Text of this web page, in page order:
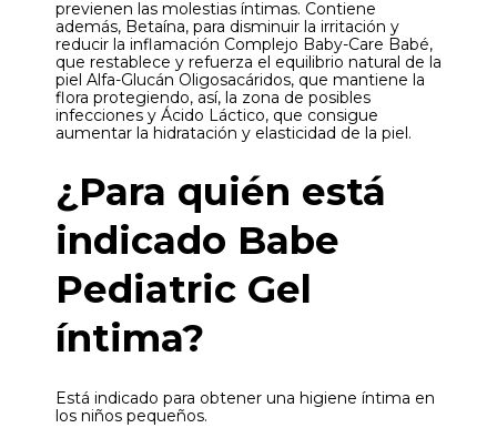
previenen las molestias íntimas. Contiene
además, Betaína, para disminuir la irritación y
reducir la inflamación Complejo Baby-Care Babé,
que restablece y refuerza el equilibrio natural de la
piel Alfa-Glucán Oligosacáridos, que mantiene la
flora protegiendo, así, la zona de posibles
infecciones y Ácido Láctico, que consigue
aumentar la hidratación y elasticidad de la piel.
¿Para quién está
indicado Babe
Pediatric Gel
íntima?
Está indicado para obtener una higiene íntima en
los niños pequeños.